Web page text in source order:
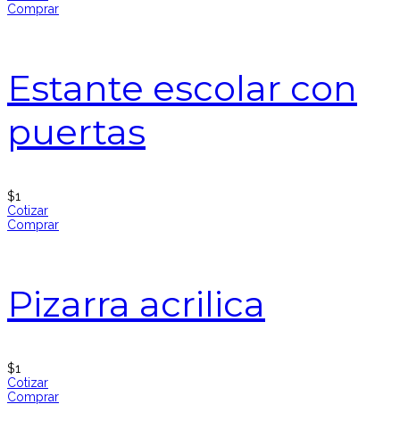
Comprar
Estante escolar con
puertas
$1
Cotizar
Comprar
Pizarra acrilica
$1
Cotizar
Comprar